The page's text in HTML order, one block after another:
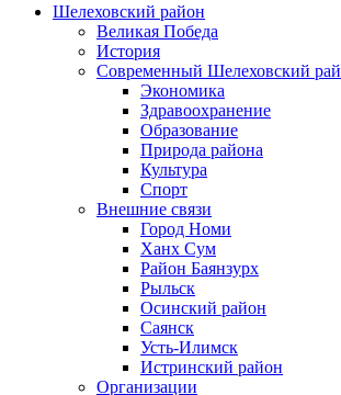
Шелеховский район
Великая Победа
История
Современный Шелеховский
Экономика
Здравоохранение
Образование
Природа района
Культура
Спорт
Внешние связи
Город Номи
Ханх Сум
Район Баянзурх
Рыльск
Осинский район
Саянск
Усть-Илимск
Истринский район
Организации